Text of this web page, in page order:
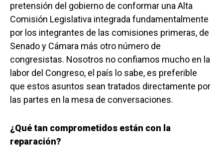
pretensión del gobierno de conformar una Alta
Comisión Legislativa integrada fundamentalmente
por los integrantes de las comisiones primeras, de
Senado y Cámara más otro número de
congresistas. Nosotros no confiamos mucho en la
labor del Congreso, el país lo sabe, es preferible
que estos asuntos sean tratados directamente por
las partes en la mesa de conversaciones.
¿Qué tan comprometidos están con la
reparación?